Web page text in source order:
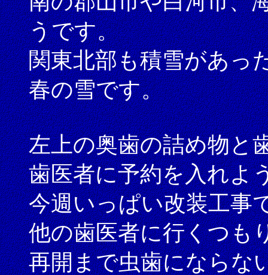
うです。
関東北部も積雪があっ
春の雪です。
左上の奥歯の詰め物と
歯医者に予約を入れよ
今週いっぱい改装工事
他の歯医者に行くつも
再開まで虫歯にならな